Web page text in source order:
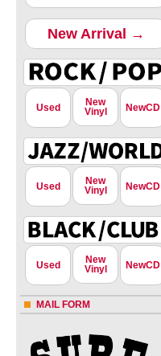
New Arrival →
Used
New
Vinyl
NewCD
Used
New
Vinyl
NewCD
Used
New
Vinyl
NewCD
MAIL FORM